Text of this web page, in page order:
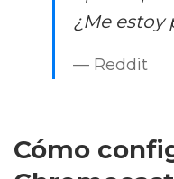
¿Me estoy
— Reddit
Cómo